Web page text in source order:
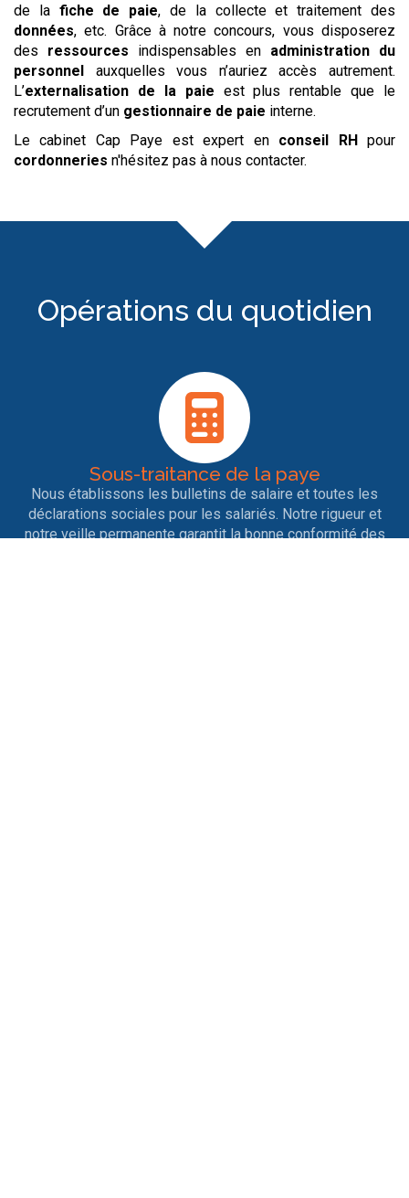
de la fiche de paie, de la collecte et traitement des
données, etc. Grâce à notre concours, vous disposerez
des ressources indispensables en administration du
personnel auxquelles vous n’auriez accès autrement.
L’externalisation de la paie est plus rentable que le
recrutement d’un gestionnaire de paie interne.
Le cabinet Cap Paye est expert en conseil RHpour
cordonneries n'hésitez pas à nous contacter.
Opérations du quotidien
Sous-traitance de la paye
Nous établissons les bulletins de salaire et toutes les
déclarations sociales pour les salariés. Notre rigueur et
notre veille permanente garantit la bonne conformité des